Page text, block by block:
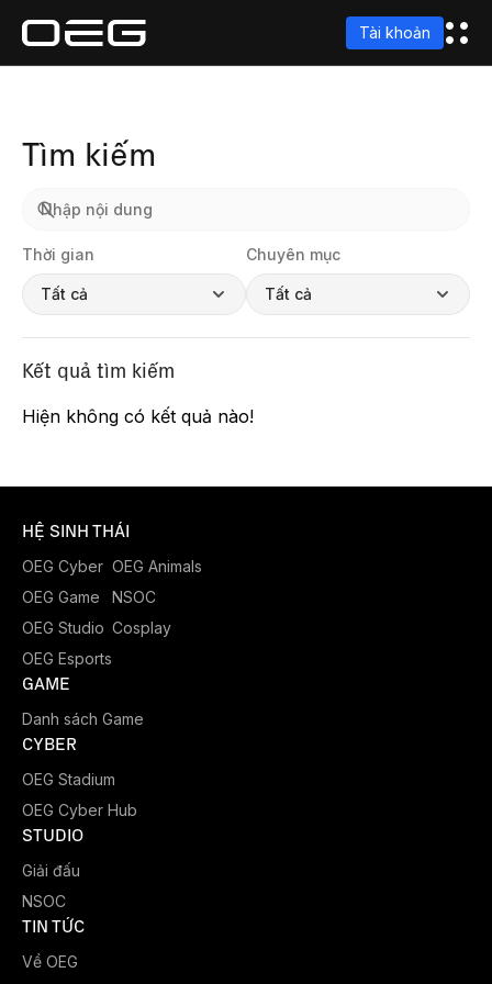
Tài khoản
Tìm kiếm
Thời gian
Tất cả
Chuyên mục
Tất cả
Kết quả tìm kiếm
Hiện không có kết quả nào!
HỆ SINH THÁI
OEG Cyber
OEG Game
OEG Studio
OEG Esports
OEG Animals
NSOC
Cosplay
GAME
Danh sách Game
CYBER
OEG Stadium
OEG Cyber Hub
STUDIO
Giải đấu
NSOC
TIN TỨC
Về OEG